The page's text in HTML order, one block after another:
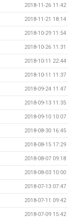
2018-11-26 11:42
2018-11-21 18:14
2018-10-29 11:54
2018-10-26 11:31
2018-10-11 22:44
2018-10-11 11:37
2018-09-24 11:47
2018-09-13 11:35
2018-09-10 10:07
2018-08-30 16:45
2018-08-15 17:29
2018-08-07 09:18
2018-08-03 10:00
2018-07-13 07:47
2018-07-11 09:42
2018-07-09 15:42